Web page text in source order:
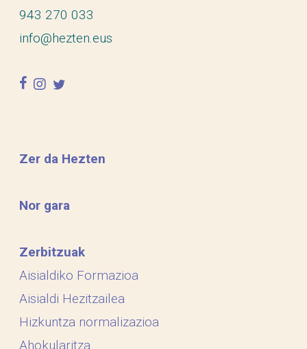
943 270 033
info@hezten.eus
facebook
instagram
twitter
Zer da Hezten
Nor gara
Zerbitzuak
Aisialdiko Formazioa
Aisialdi Hezitzailea
Hizkuntza normalizazioa
Ahokularitza